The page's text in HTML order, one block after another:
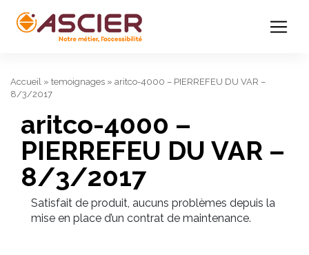
Accueil » temoignages » aritco-4000 – PIERREFEU DU VAR –
8/3/2017
aritco-4000 –
PIERREFEU DU VAR –
8/3/2017
Satisfait de produit, aucuns problèmes depuis la
mise en place d’un contrat de maintenance.